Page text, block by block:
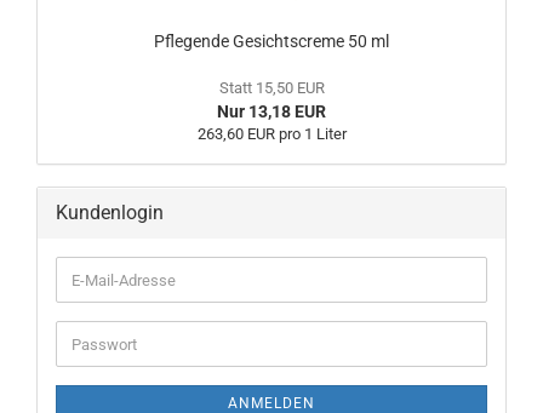
Pflegende Gesichtscreme 50 ml
Statt 15,50 EUR
Nur 13,18 EUR
263,60 EUR pro 1 Liter
Kundenlogin
ANMELDEN